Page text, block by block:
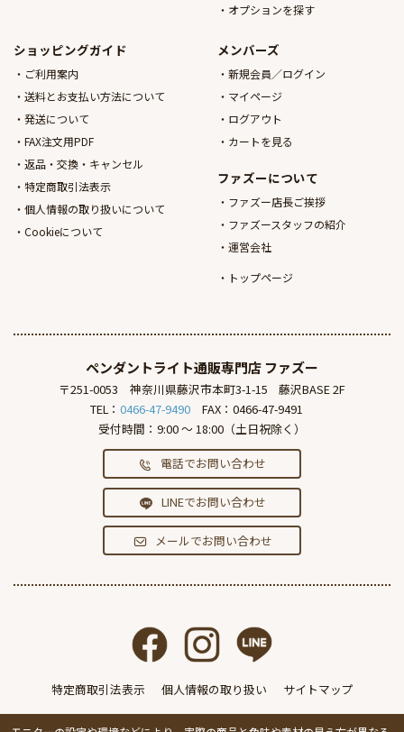
オプションを探す
ショッピングガイド
ご利用案内
送料とお支払い方法について
発送について
FAX注文用PDF
返品・交換・キャンセル
特定商取引法表示
個人情報の取り扱いについて
Cookieについて
メンバーズ
新規会員／ログイン
マイページ
ログアウト
カートを見る
ファズーについて
ファズー店長ご挨拶
ファズースタッフの紹介
運営会社
トップページ
ペンダントライト通販専門店 ファズー
〒251-0053 神奈川県藤沢市本町3-1-15
藤沢BASE 2F
TEL： 0466-47-9490
FAX：0466-47-9491
受付時間：9:00 ～ 18:00（土日祝除く）
電話でお問い合わせ
LINEでお問い合わせ
メールでお問い合わせ
特定商取引法表示 個人情報の取り扱い サイトマップ